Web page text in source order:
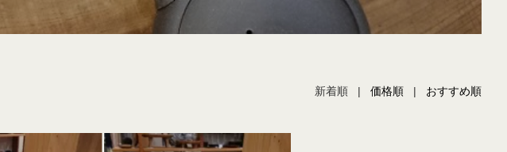
新着順 | 価格順 | おすすめ順